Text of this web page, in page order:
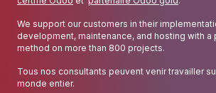
We support our customers in their
development, maintenance, and hosting with
method on more than 800 projects.
Tous nos consultants peuvent venir travailler
monde entier.